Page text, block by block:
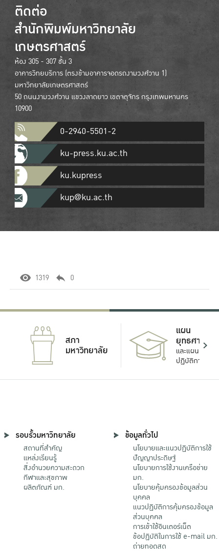
ติดต่อ
สำนักพิมพ์มหาวิทยาลัย
เกษตรศาสตร์
ห้อง 305 - 307 ชั้น 3
อาคารวิทยบริการ (ตรงข้ามอาคารจอดรถงามวงศ์วาน 1)
มหาวิทยาลัยเกษตรศาสตร์
50 ถนนงามวงศ์วาน แขวงลาดยาว เขตจตุจักร กรุงเทพมหานคร
10900
0-2940-5501-2
ku-press.ku.ac.th
ku.kupress
kup@ku.ac.th
1319 0
สภา
มหาวิทยาลัย
แผน
ยุทธศาสตร์
และแผน
ปฏิบัติการ
รอบรั้วมหาวิทยาลัย
สถานที่สำคัญ
แหล่งเรียนรู้
สิ่งอำนวยความสะดวก
กีฬาและสุขภาพ
ผลิตภัณฑ์ มก.
ข้อมูลทั่วไป
นโยบายและแนวปฏิบัติการใช้
ปัญญาประดิษฐ์
นโยบายการใช้งานเครือข่าย
มก.
นโยบายคุ้มครองข้อมูลส่วน
บุคคล
แนวปฏิบัติการคุ้มครองข้อมูล
ส่วนบุคคล
การเข้าใช้อินเตอร์เน็ต
ข้อปฏิบัติในการใช้ e-mail มก.
ถ่ายทอดสด